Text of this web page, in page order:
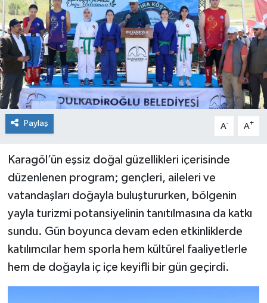
Paylaş A- A+
Karagöl’ün eşsiz doğal güzellikleri içerisinde
düzenlenen program; gençleri, aileleri ve
vatandaşları doğayla buluştururken, bölgenin
yayla turizmi potansiyelinin tanıtılmasına da katkı
sundu. Gün boyunca devam eden etkinliklerde
katılımcılar hem sporla hem kültürel faaliyetlerle
hem de doğayla iç içe keyifli bir gün geçirdi.